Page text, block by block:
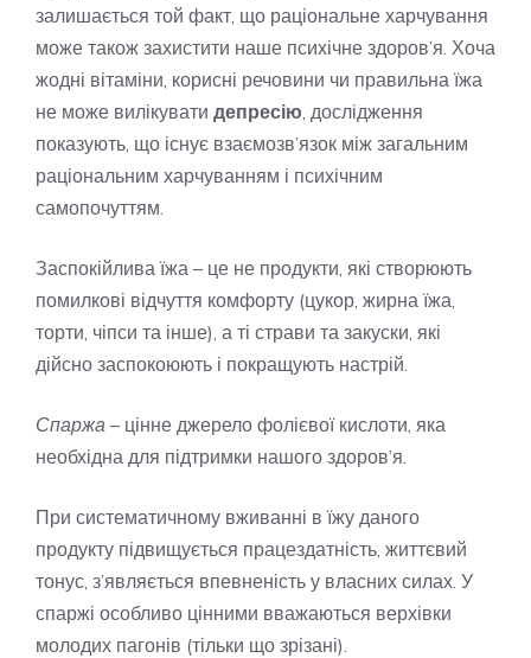
залишається той факт, що раціональне харчування
може також захистити наше психічне здоров’я. Хоча
жодні вітаміни, корисні речовини чи правильна їжа
не може вилікувати депресію , дослідження
показують, що існує взаємозв’язок між загальним
раціональним харчуванням і психічним
самопочуттям.
Заспокійлива їжа – це не продукти, які створюють
помилкові відчуття комфорту (цукор, жирна їжа,
торти, чіпси та інше), а ті страви та закуски, які
дійсно заспокоюють і покращують настрій.
Спаржа – цінне джерело фолієвої кислоти, яка
необхідна для підтримки нашого здоров’я.
При систематичному вживанні в їжу даного
продукту підвищується працездатність, життєвий
тонус, з’являється впевненість у власних силах. У
спаржі особливо цінними вважаються верхівки
молодих пагонів (тільки що зрізані).